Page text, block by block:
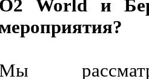
О2 World и
Мы